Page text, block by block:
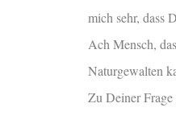
mich sehr, dass
Ach Mensch,
Naturgewalten
Zu Deiner